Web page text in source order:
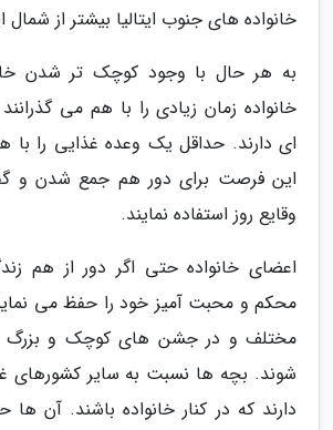
خانواده های جنوب ایتالیا بیشتر از
به هر حال با وجود کوچک تر شدن
خانواده زمان زیادی را با هم می
ای دارند. حداقل یک وعده غذایی را با
این فرصت برای دور هم جمع شدن و
وقایع روز استفاده نمایند.
اعضای خانواده حتی اگر دور از هم
محکم و محبت آمیز خود را حفظ می
مختلف و در جشن های کوچک و
شوند. بچه ها نسبت به سایر کشورهای
دارند که در کنار خانواده باشند. آن ها